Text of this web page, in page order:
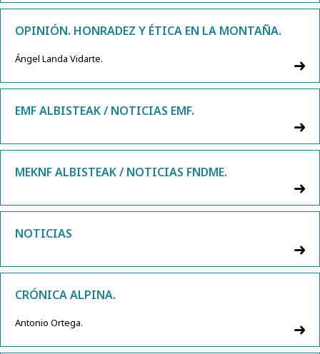
OPINIÓN. HONRADEZ Y ÉTICA EN LA MONTAÑA.
Ángel Landa Vidarte.
EMF ALBISTEAK / NOTICIAS EMF.
MEKNF ALBISTEAK / NOTICIAS FNDME.
NOTICIAS
CRÓNICA ALPINA.
Antonio Ortega.